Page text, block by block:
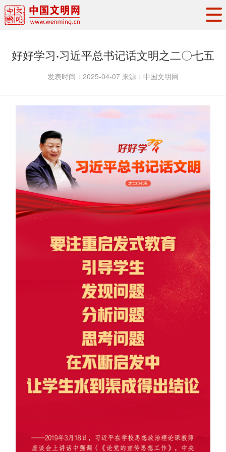
权威发布
资讯联播
地方交流
文明培育
文明实践
文明创建
文明之光
文明影音 文明矩阵
好好学习·习近平总书记话文明之二〇七五
发表时间： 2025-04-07 来源： 中国文明网